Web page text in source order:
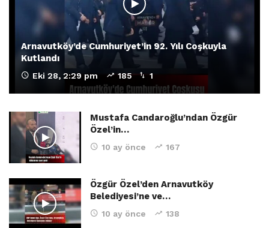
Arnavutköy’de Cumhuriyet’in 92. Yılı Coşkuyla
Kutlandı
Eki 28, 2:29 pm 185 1
Mustafa Candaroğlu’ndan Özgür
Özel’in…
10 ay önce 167
Özgür Özel’den Arnavutköy
Belediyesi’ne ve…
10 ay önce 138